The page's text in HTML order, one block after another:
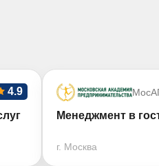
4.9
Менеджмент в
г. Москва